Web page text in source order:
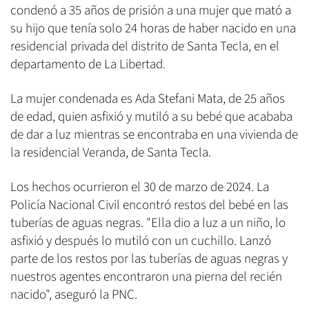
condenó a 35 años de prisión a una mujer que mató a
su hijo que tenía solo 24 horas de haber nacido en una
residencial privada del distrito de Santa Tecla, en el
departamento de La Libertad.
La mujer condenada es Ada Stefani Mata, de 25 años
de edad, quien asfixió y mutiló a su bebé que acababa
de dar a luz mientras se encontraba en una vivienda de
la residencial Veranda, de Santa Tecla.
Los hechos ocurrieron el 30 de marzo de 2024. La
Policía Nacional Civil encontró restos del bebé en las
tuberías de aguas negras. "Ella dio a luz a un niño, lo
asfixió y después lo mutiló con un cuchillo. Lanzó
parte de los restos por las tuberías de aguas negras y
nuestros agentes encontraron una pierna del recién
nacido", aseguró la PNC.